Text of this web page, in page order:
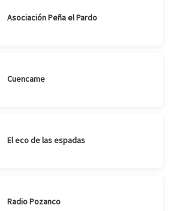
Asociación Peña el Pardo
Cuencame
El eco de las espadas
Radio Pozanco